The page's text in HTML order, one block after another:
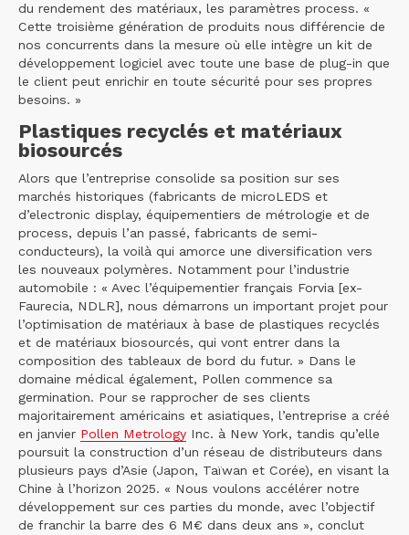
du rendement des matériaux, les paramètres process. «
Cette troisième génération de produits nous différencie de
nos concurrents dans la mesure où elle intègre un kit de
développement logiciel avec toute une base de plug-in que
le client peut enrichir en toute sécurité pour ses propres
besoins. »
Plastiques recyclés et matériaux
biosourcés
Alors que l’entreprise consolide sa position sur ses
marchés historiques (fabricants de microLEDS et
d’electronic display, équipementiers de métrologie et de
process, depuis l’an passé, fabricants de semi-
conducteurs), la voilà qui amorce une diversification vers
les nouveaux polymères. Notamment pour l’industrie
automobile : « Avec l’équipementier français Forvia [ex-
Faurecia, NDLR], nous démarrons un important projet pour
l’optimisation de matériaux à base de plastiques recyclés
et de matériaux biosourcés, qui vont entrer dans la
composition des tableaux de bord du futur. » Dans le
domaine médical également, Pollen commence sa
germination. Pour se rapprocher de ses clients
majoritairement américains et asiatiques, l’entreprise a créé
en janvier Pollen Metrology Inc. à New York, tandis qu’elle
poursuit la construction d’un réseau de distributeurs dans
plusieurs pays d’Asie (Japon, Taïwan et Corée), en visant la
Chine à l’horizon 2025. « Nous voulons accélérer notre
développement sur ces parties du monde, avec l’objectif
de franchir la barre des 6 M€ dans deux ans », conclut